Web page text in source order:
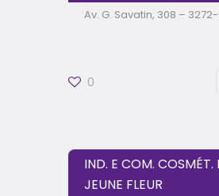
Av. G. Savatin, 308 – 3272-
0
IND. E COM. COSMÉT.
JEUNE FLEUR